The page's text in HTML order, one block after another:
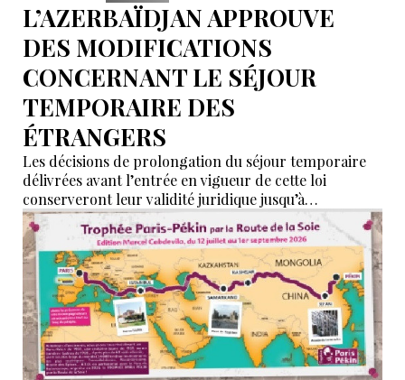
L’AZERBAÏDJAN APPROUVE
DES MODIFICATIONS
CONCERNANT LE SÉJOUR
TEMPORAIRE DES
ÉTRANGERS
Les décisions de prolongation du séjour temporaire
délivrées avant l’entrée en vigueur de cette loi
conserveront leur validité juridique jusqu’à
l’expiration de la période qui y est indiquée.